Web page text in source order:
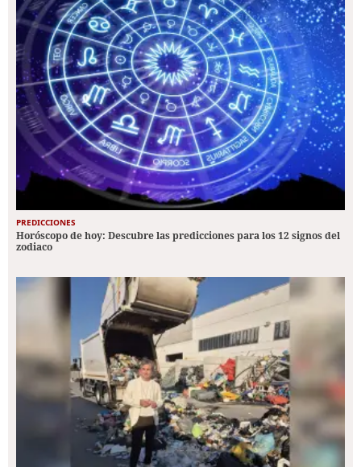
PREDICCIONES
Horóscopo de hoy: Descubre las predicciones para los 12 signos del
zodiaco